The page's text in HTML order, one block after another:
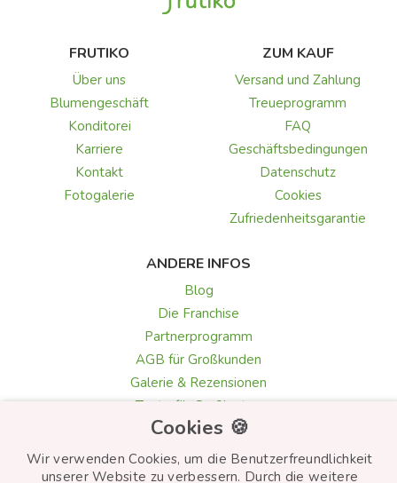
FRUTIKO
Über uns
Blumengeschäft
Konditorei
Karriere
Kontakt
Fotogalerie
ZUM KAUF
Versand und Zahlung
Treueprogramm
FAQ
Geschäftsbedingungen
Datenschutz
Cookies
Zufriedenheitsgarantie
ANDERE INFOS
Blog
Die Franchise
Partnerprogramm
AGB für Großkunden
Galerie & Rezensionen
Texte für Grußkarten
Auswahl der Blumen
Cookies 🍪
Wir verwenden Cookies, um die Benutzerfreundlichkeit
unserer Website zu verbessern. Durch die weitere